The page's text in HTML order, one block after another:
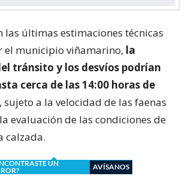
las últimas estimaciones técnicas
el municipio viñamarino, la
tránsito y los desvíos podrían
cerca de las 14:00 horas de
, sujeto a la velocidad de las faenas
evaluación de las condiciones de
calzada.
UN
AVÍSANOS